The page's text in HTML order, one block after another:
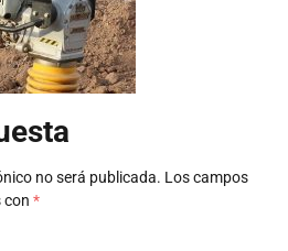
no será publicada. Los campos
con *